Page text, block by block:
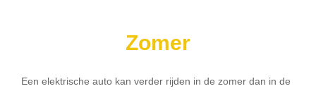
Zomer
Een elektrische auto kan verder rijden in de zomer dan in de